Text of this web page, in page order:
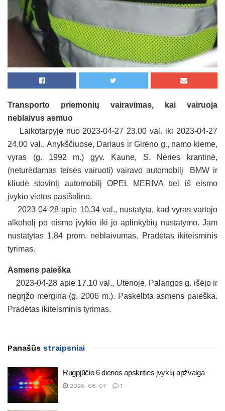
Transporto priemonių vairavimas, kai vairuoja
neblaivus asmuo
Laikotarpyje nuo 2023-04-27 23.00 val. iki 2023-04-27
24.00 val., Anykščiuose, Dariaus ir Girėno g., namo kieme,
vyras (g. 1992 m.) gyv. Kaune, S. Nėries krantinė,
(neturėdamas teisės vairuoti) vairavo automobilį BMW ir
kliudė stovintį automobilį OPEL MERIVA bei iš eismo
įvykio vietos pasišalino.
2023-04-28 apie 10.34 val., nustatyta, kad vyras vartojo
alkoholį po eismo įvykio iki jo aplinkybių nustatymo. Jam
nustatytas 1,84 prom. neblaivumas. Pradėtas ikiteisminis
tyrimas.
Asmens paieška
2023-04-28 apie 17.10 val., Utenoje, Palangos g. išėjo ir
negrįžo mergina (g. 2006 m.). Paskelbta asmens paieška.
Pradėtas ikiteisminis tyrimas.
Panašūs straipsniai
Rugpjūčio 6 dienos apskrities įvykių apžvalga
2026-08-07 1